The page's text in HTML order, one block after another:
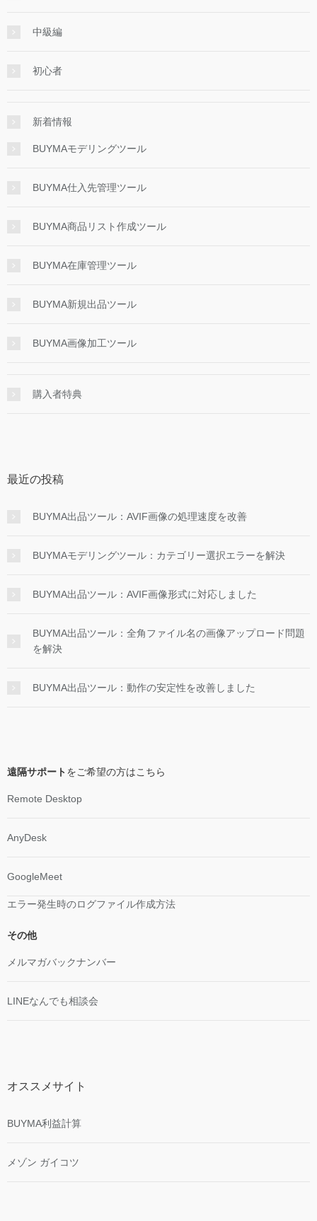
中級編
初心者
新着情報
BUYMAモデリングツール
BUYMA仕入先管理ツール
BUYMA商品リスト作成ツール
BUYMA在庫管理ツール
BUYMA新規出品ツール
BUYMA画像加工ツール
購入者特典
最近の投稿
BUYMA出品ツール：AVIF画像の処理速度を改善
BUYMAモデリングツール：カテゴリー選択エラーを解決
BUYMA出品ツール：AVIF画像形式に対応しました
BUYMA出品ツール：全角ファイル名の画像アップロード問題
を解決
BUYMA出品ツール：動作の安定性を改善しました
遠隔サポートをご希望の方はこちら
Remote Desktop
AnyDesk
GoogleMeet
エラー発生時のログファイル作成方法
その他
メルマガバックナンバー
LINEなんでも相談会
オススメサイト
BUYMA利益計算
メゾン ガイコツ